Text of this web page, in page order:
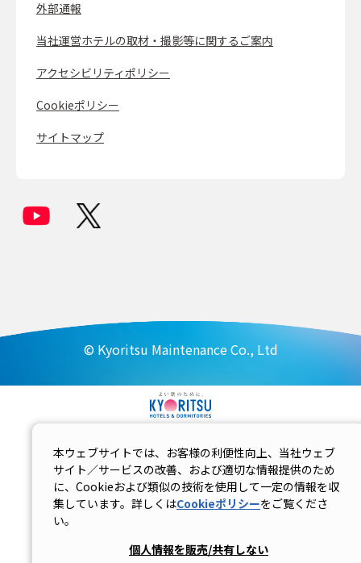
外部通報
当社運営ホテルの取材・撮影等に関するご案内
アクセシビリティポリシー
Cookieポリシー
サイトマップ
© Kyoritsu Maintenance Co., Ltd
本ウェブサイトでは、お客様の利便性向上、当社ウェブ
サイト／サービスの改善、および適切な情報提供のため
に、Cookieおよび類似の技術を使用して一定の情報を収
集しています。詳しくはCookieポリシーをご覧くださ
い。
個人情報を販売/共有しない